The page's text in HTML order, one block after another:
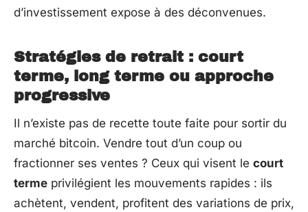
d’investissement expose à des déconvenues.
Stratégies de retrait : court
terme, long terme ou approche
progressive
Il n’existe pas de recette toute faite pour sortir du
marché bitcoin. Vendre tout d’un coup ou
fractionner ses ventes ? Ceux qui visent le court
terme privilégient les mouvements rapides : ils
achètent, vendent, profitent des variations de prix,